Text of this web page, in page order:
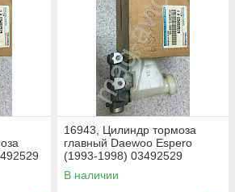
16943, Цилиндр тормоза
главный Daewoo Espero
(1993-1998) 03492529
В наличии